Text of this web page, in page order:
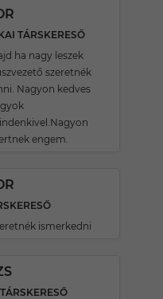
TÁRSKERESŐ
ha nagy leszek
szeretnék
Nagyon kedves
engem.
ismerkedni